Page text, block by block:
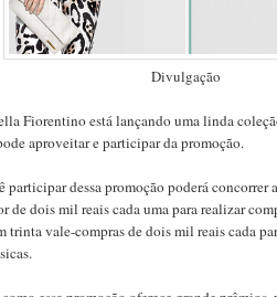
Divulgação
Fiorentino está lançando uma linda
aproveitar e participar da promoção.
participar dessa promoção poderá concorrer
de dois mil reais cada uma para realizar
trinta vale-compras de dois mil reais cada